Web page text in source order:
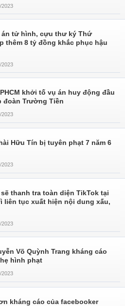
2023
án tử hình, cựu thư ký Thứ
thêm 8 tỷ đồng khắc phục hậu
2023
khởi tố vụ án huy động đầu
đoàn Trường Tiền
2023
Hữu Tín bị tuyên phạt 7 năm 6
2023
sẽ thanh tra toàn diện TikTok tại
liên tục xuất hiện nội dung xấu,
2023
Võ Quỳnh Trang kháng cáo
hình phạt
2023
kháng cáo của facebooker